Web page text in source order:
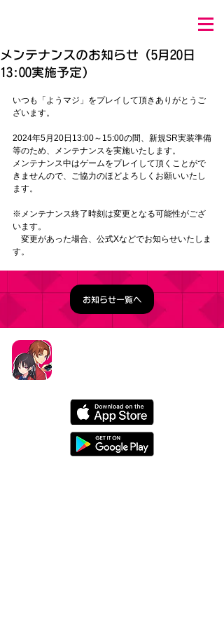
メンテナンスのお知らせ（5月20日
13:00実施予定）
いつも「ようマジ」をプレイして頂きありがとうご
ざいます。
2024年5月20日13:00～15:00の間、新規SR実装準備
等のため、メンテナンスを実施いたします。
メンテナンス中はゲームをプレイして頂くことがで
きませんので、ご協力のほどよろしくお願いいたし
ます。
※メンテナンス終了時刻は変更となる可能性がござ
います。
変更があった場合、公式Xなどでお知らせいたしま
す。
お知らせ一覧へ